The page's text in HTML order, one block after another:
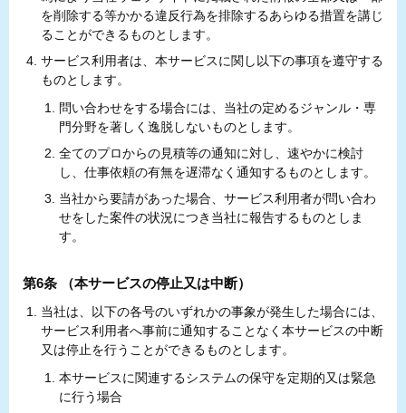
を削除する等かかる違反行為を排除するあらゆる措置を講じ
ることができるものとします。
サービス利用者は、本サービスに関し以下の事項を遵守する
ものとします。
問い合わせをする場合には、当社の定めるジャンル・専
門分野を著しく逸脱しないものとします。
全てのプロからの見積等の通知に対し、速やかに検討
し、仕事依頼の有無を遅滞なく通知するものとします。
当社から要請があった場合、サービス利用者が問い合わ
せをした案件の状況につき当社に報告するものとしま
す。
第6条 （本サービスの停止又は中断）
当社は、以下の各号のいずれかの事象が発生した場合には、
サービス利用者へ事前に通知することなく本サービスの中断
又は停止を行うことができるものとします。
本サービスに関連するシステムの保守を定期的又は緊急
に行う場合